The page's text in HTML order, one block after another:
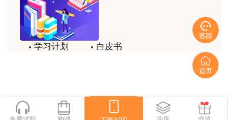
老师讲课认真负责，要点突出；我考试通过了。
用户ch****15
达老师的课程讲的非常好
用户s****02
学习计划
白皮书